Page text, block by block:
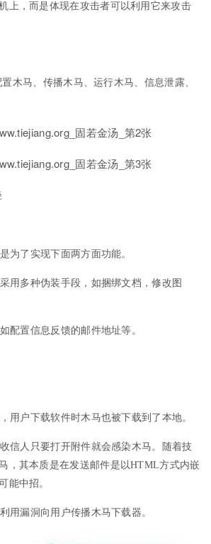
上，而是体现在攻击者可以利用它来攻击
木马、传播木马、运行木马、信息泄露、
为了实现下面两方面功能。
用多种伪装手段，如捆绑文档，修改图
配置信息反馈的邮件地址等。
用户下载软件时木马也被下载到了本地。
信人只要打开附件就会感染木马。随着技
，其本质是在发送邮件是以HTML方式内嵌
能中招。
用漏洞向用户传播木马下载器。